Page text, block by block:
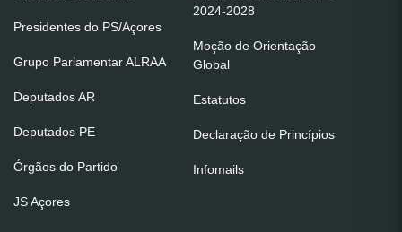
Presidentes do PS/Açores
Grupo Parlamentar ALRAA
Deputados AR
Deputados PE
Órgãos do Partido
JS Açores
2024-2028
Moção de Orientação
Global
Estatutos
Declaração de Princípios
Infomails